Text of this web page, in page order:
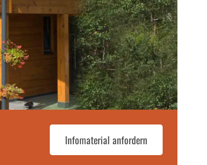
Infomaterial anfordern